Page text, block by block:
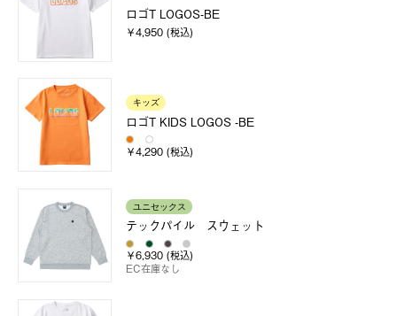
ロゴT LOGOS-BE
￥4,950 (税込)
キッズ
ロゴT KIDS LOGOS -BE
￥4,290 (税込)
ユニセックス
テックパイル スウェット
￥6,930 (税込)
EC在庫なし